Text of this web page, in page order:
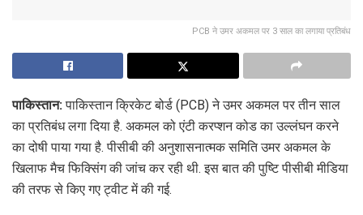
PCB ने उमर अकमल पर 3 साल का लगाया प्रतिबंध
पाकिस्तान:पाकिस्तान क्रिकेट बोर्ड (PCB) ने उमर अकमल पर तीन साल
का प्रतिबंध लगा दिया है. अकमल को एंटी करप्शन कोड का उल्लंघन करने
का दोषी पाया गया है. पीसीबी की अनुशासनात्मक समिति उमर अकमल के
खिलाफ मैच फिक्सिंग की जांच कर रही थी. इस बात की पुष्टि पीसीबी मीडिया
की तरफ से किए गए ट्वीट में की गई.